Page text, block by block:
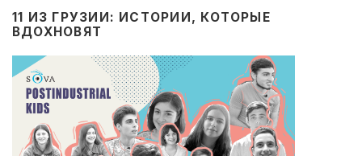
11 ИЗ ГРУЗИИ: ИСТОРИИ, КОТОРЫЕ
ВДОХНОВЯТ